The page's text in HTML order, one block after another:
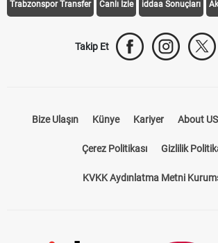
Trabzonspor Transfer Canlı İzle iddaa Sonuçları
Takip Et
Bize Ulaşın Künye Kariyer About US
Çerez Politikası Gizlilik
KVKK Aydınlatma Metni